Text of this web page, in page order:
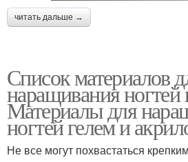
читать дальше →
Список материалов
наращивания ногтей
Материалы для
ногтей гелем и
Не все могут похвастаться